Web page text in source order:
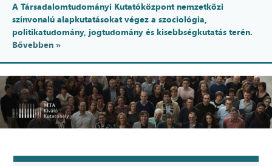
A Társadalomtudományi Kutatóközpont nemzetközi
színvonalú alapkutatásokat végez a szociológia,
politikatudomány, jogtudomány és kisebbségkutatás terén.
Bővebben »